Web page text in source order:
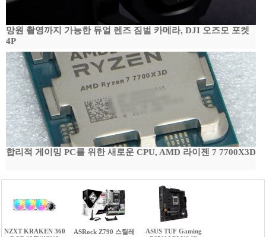
망원 촬영까지 가능한 듀얼 렌즈 짐벌 카메라, DJI 오즈모 포켓
4P
합리적 게이밍 PC를 위한 새로운 CPU, AMD 라이젠 7 7700X3D